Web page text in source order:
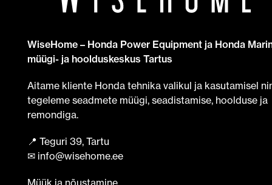
WiseHome – Honda Power Equipment ja Honda
müügi- ja hoolduskeskus Tartus
Aitame kliente Honda tehnika valikul ja kasutamisel
tegeleme seadmete müügi, seadistamise, hoolduse ja
remondiga.
📍 Teguri 39, Tartu
✉ info@wisehome.ee
Müük ja nõustamine